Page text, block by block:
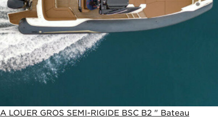
A LOUER GROS SEMI-RIGIDE BSC B2 " Bateau